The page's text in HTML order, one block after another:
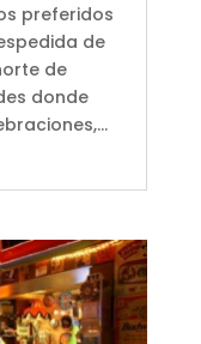
preferidos
de
de
donde